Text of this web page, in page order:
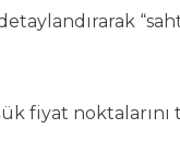
fiyat noktalarını